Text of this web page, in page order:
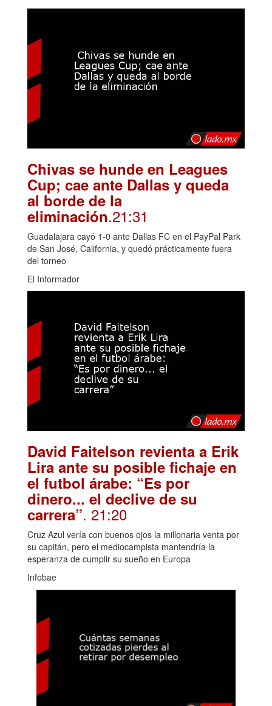
Chivas se hunde en Leagues
Cup; cae ante Dallas y queda
al borde de la
eliminación.21:31
Guadalajara cayó 1-0 ante Dallas FC en el PayPal Park
de San José, California, y quedó prácticamente fuera
del torneo
El Informador
David Faitelson revienta a Erik
Lira ante su posible fichaje en
el futbol árabe: “Es por
dinero... el declive de su
carrera”. 21:20
Cruz Azul vería con buenos ojos la millonaria venta por
su capitán, pero el mediocampista mantendría la
esperanza de cumplir su sueño en Europa
Infobae